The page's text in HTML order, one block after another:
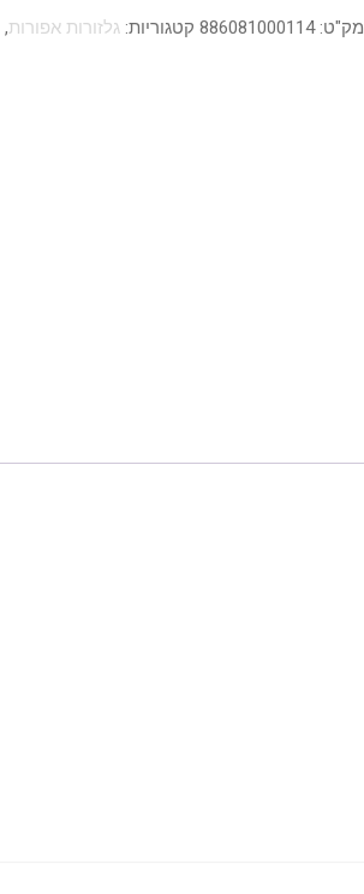
מק"ט:886081000114 קטגוריות: גלזורות אפורות,